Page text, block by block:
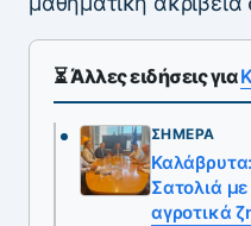
⏳ Άλλες ειδήσεις για
ΣΉΜΕΡΑ
Σατολιά με
αγροτικά